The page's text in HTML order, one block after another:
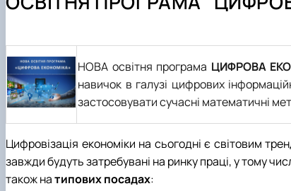
Наукова робота студентів
НОВА освітня програма ЦИФРОВА
навичок в галузі цифрових
застосовувати сучасні математичні
Цифровізація економіки на сьогодні є світовим
завжди будуть затребувані на ринку праці, у тому
також натипових посадах: